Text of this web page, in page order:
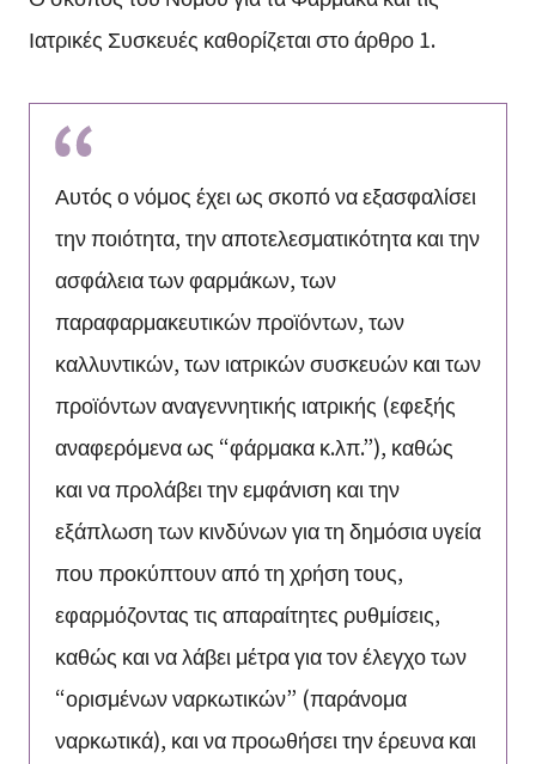
Ιατρικές Συσκευές καθορίζεται στο άρθρο 1.
Αυτός ο νόμος έχει ως σκοπό να εξασφαλίσει
την ποιότητα, την αποτελεσματικότητα και την
ασφάλεια των φαρμάκων, των
παραφαρμακευτικών προϊόντων, των
καλλυντικών, των ιατρικών συσκευών και των
προϊόντων αναγεννητικής ιατρικής (εφεξής
αναφερόμενα ως “φάρμακα κ.λπ.”), καθώς
και να προλάβει την εμφάνιση και την
εξάπλωση των κινδύνων για τη δημόσια υγεία
που προκύπτουν από τη χρήση τους,
εφαρμόζοντας τις απαραίτητες ρυθμίσεις,
καθώς και να λάβει μέτρα για τον έλεγχο των
“ορισμένων ναρκωτικών” (παράνομα
ναρκωτικά), και να προωθήσει την έρευνα και